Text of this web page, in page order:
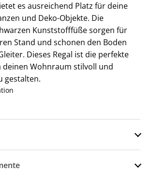
es ausreichend Platz für deine
und Deko-Objekte. Die
Kunststofffüße sorgen für
Stand und schonen den Boden
Dieses Regal ist die perfekte
deinen Wohnraum stilvoll und
gestalten.